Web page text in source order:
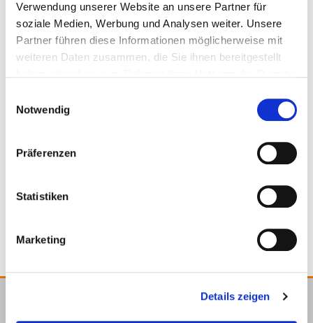
Verwendung unserer Website an unsere Partner für
soziale Medien, Werbung und Analysen weiter. Unsere
Partner führen diese Informationen möglicherweise mit
weiteren Daten zusammen, die Sie ihnen bereitgestellt
Notwendig
Präferenzen
Statistiken
Marketing
Details zeigen
4 x 11 / 4 x 11 mm